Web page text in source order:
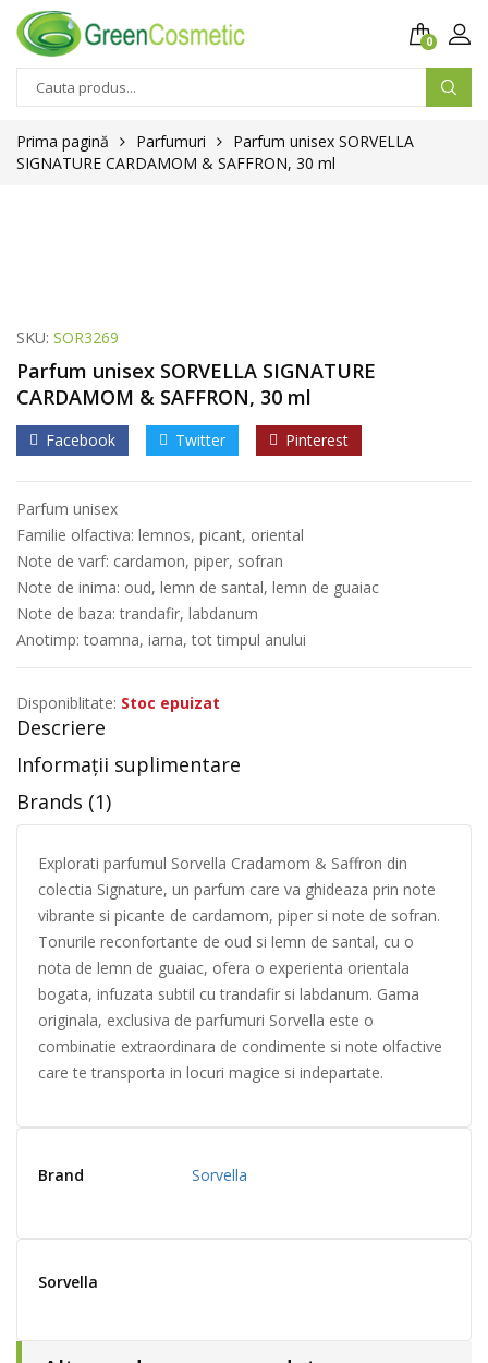
0
Prima pagină Parfumuri
Parfum unisex SORVELLA
SIGNATURE CARDAMOM & SAFFRON, 30 ml
SKU: SOR3269
Parfum unisex SORVELLA SIGNATURE
CARDAMOM & SAFFRON, 30 ml
Facebook Twitter Pinterest
Parfum unisex
Familie olfactiva: lemnos, picant, oriental
Note de varf: cardamon, piper, sofran
Note de inima: oud, lemn de santal, lemn de guaiac
Note de baza: trandafir, labdanum
Anotimp: toamna, iarna, tot timpul anului
Disponiblitate: Stoc epuizat
Descriere
Informații suplimentare
Brands (1)
Explorati parfumul Sorvella Cradamom & Saffron din
colectia Signature, un parfum care va ghideaza prin note
vibrante si picante de cardamom, piper si note de sofran.
Tonurile reconfortante de oud si lemn de santal, cu o
nota de lemn de guaiac, ofera o experienta orientala
bogata, infuzata subtil cu trandafir si labdanum. Gama
originala, exclusiva de parfumuri Sorvella este o
combinatie extraordinara de condimente si note olfactive
care te transporta in locuri magice si indepartate.
Brand Sorvella
Sorvella